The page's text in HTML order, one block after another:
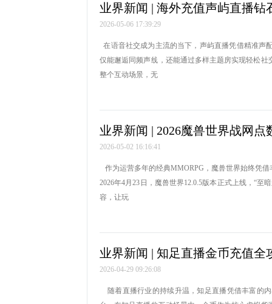
业界新闻 | 海外充值声屿直播钻
2026-05-06 17:39:29
在语音社交成为主流的当下，声屿直播凭借精准声
仅能邂逅同频声线，还能通过多样主题房实现轻松
整个互动场景，无
业界新闻 | 2026魔兽世界战网点
2026-05-02 16:16:41
作为运营多年的经典MMORPG，魔兽世界始终凭
2026年4月23日，魔兽世界12.0.5版本正式上线，“
容，让玩
业界新闻 | 知足直播金币充值全
2026-04-29 09:26:08
随着直播行业的持续升温，知足直播凭借丰富的